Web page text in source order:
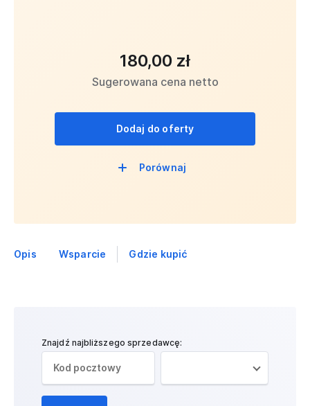
180,00 zł
Sugerowana cena netto
Dodaj do oferty
Porównaj
Opis Wsparcie Gdzie kupić
Znajdź najbliższego sprzedawcę: